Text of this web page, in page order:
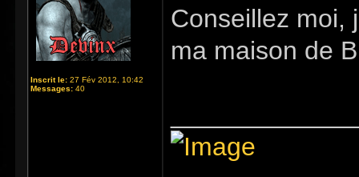
Inscrit le: 27 Fév 2012, 10:42
Messages: 40
Conseillez moi,
ma maison de